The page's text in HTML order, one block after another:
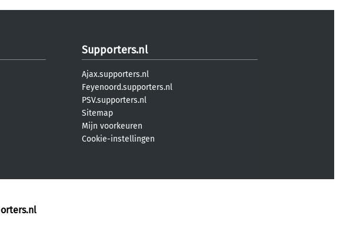
Supporters.nl
Ajax.supporters.nl
Feyenoord.supporters.nl
PSV.supporters.nl
Sitemap
Mijn voorkeuren
Cookie-instellingen